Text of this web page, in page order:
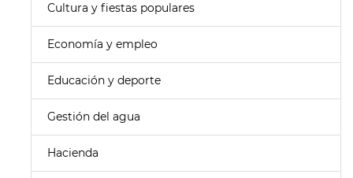
Cultura y fiestas populares
Economía y empleo
Educación y deporte
Gestión del agua
Hacienda